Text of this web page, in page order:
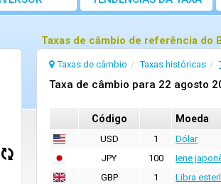
Taxas de câmbio de referência do
Taxas de câmbio Taxas históricas
Taxa de câmbio para 22 agosto
Código Moeda
USD 1 Dólar
JPY
100 Iene
GBP
1 Libra